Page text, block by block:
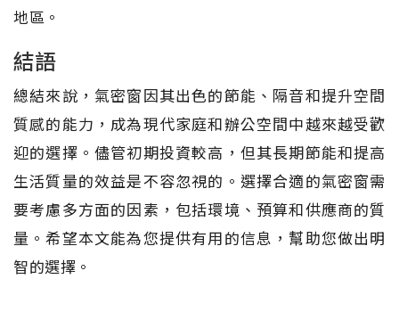
地區。
結語
總結來說，氣密窗因其出色的節能、隔音和提升空間
質感的能力，成為現代家庭和辦公空間中越來越受歡
迎的選擇。儘管初期投資較高，但其長期節能和提高
生活質量的效益是不容忽視的。選擇合適的氣密窗需
要考慮多方面的因素，包括環境、預算和供應商的質
量。希望本文能為您提供有用的信息，幫助您做出明
智的選擇。